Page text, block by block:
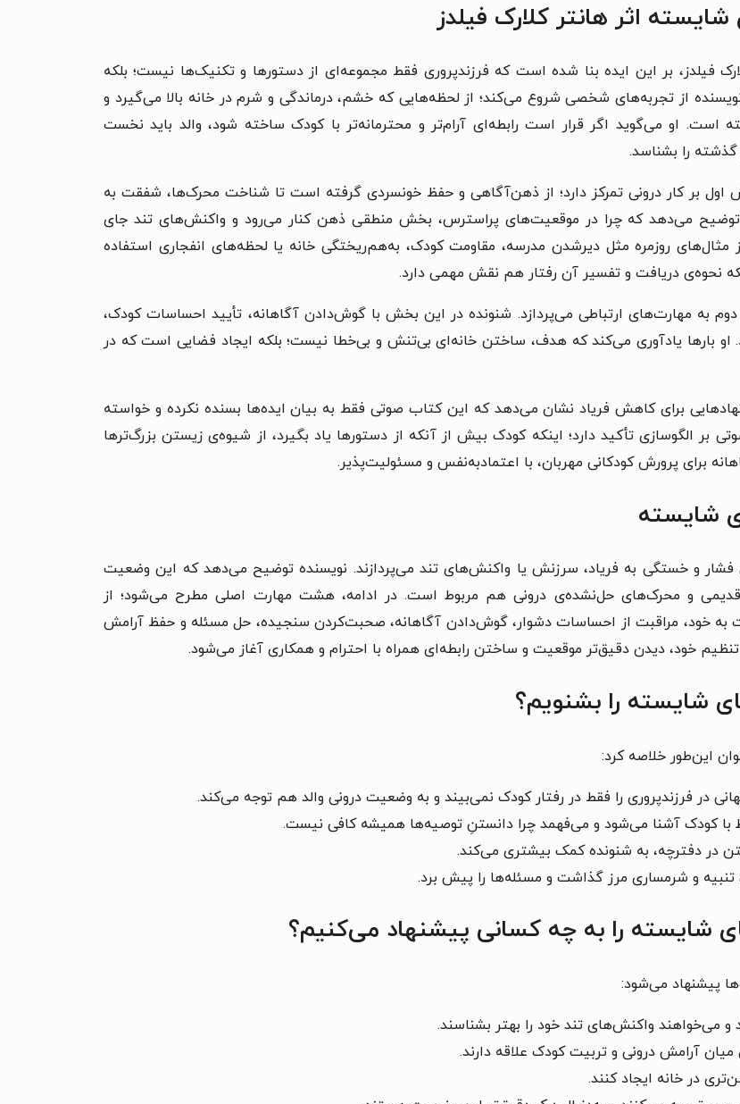
اثر هانتر کلارک فیلدز
فیلدز، بر این ایده بنا شده است که فرزندپروری فقط مجموعه‌ای از دستورها و تکنیک‌ها نیست؛ بلکه
از تجربه‌های شخصی شروع می‌کند؛ از لحظه‌هایی که خشم، درماندگی و شرم در خانه بالا می‌گیرد و
است. او می‌گوید اگر قرار است رابطه‌ای آرام‌تر و محترمانه‌تر با کودک ساخته شود، والد باید نخست
گذشته را بشناسد.
بر کار درونی تمرکز دارد؛ از ذهن‌آگاهی و حفظ خونسردی گرفته است تا شناخت محرک‌ها، شفقت به
می‌دهد که چرا در موقعیت‌های پراسترس، بخش منطقی ذهن کنار می‌رود و واکنش‌های تند جای
روزمره مثل دیرشدن مدرسه، مقاومت کودک، به‌هم‌ریختگی خانه یا لحظه‌های انفجاری استفاده
نحوه‌ی دریافت و تفسیر آن رفتار هم نقش مهمی دارد.
به مهارت‌های ارتباطی می‌پردازد. شنونده در این بخش با گوش‌دادن آگاهانه، تأیید احساسات کودک،
بارها یادآوری می‌کند که هدف، ساختن خانه‌ای بی‌تنش و بی‌خطا نیست؛ بلکه ایجاد فضایی است که در
برای کاهش فریاد نشان می‌دهد که این کتاب صوتی فقط به بیان ایده‌ها بسنده نکرده و خواسته
بر الگوسازی تأکید دارد؛ اینکه کودک بیش از آنکه از دستورها یاد بگیرد، از شیوه‌ی زیستن بزرگ‌ترها
برای پرورش کودکانی مهربان، با اعتمادبه‌نفس و مسئولیت‌پذیر.
شایسته
فشار و خستگی به فریاد، سرزنش یا واکنش‌های تند می‌پردازند. نویسنده توضیح می‌دهد که این وضعیت
و محرک‌های حل‌نشده‌ی درونی هم مربوط است. در ادامه، هشت مهارت اصلی مطرح می‌شود؛ از
مراقبت از احساسات دشوار، گوش‌دادن آگاهانه، صحبت‌کردن سنجیده، حل مسئله و حفظ آرامش
خود، دیدن دقیق‌تر موقعیت و ساختن رابطه‌ای همراه با احترام و همکاری آغاز می‌شود.
شایسته را بشنویم؟
این‌طور خلاصه کرد:
در فرزندپروری را فقط در رفتار کودک نمی‌بیند و به وضعیت درونی والد هم توجه می‌کند.
با کودک آشنا می‌شود و می‌فهمد چرا دانستنِ توصیه‌ها همیشه کافی نیست.
در دفترچه، به شنونده کمک بیشتری می‌کند.
و شرمساری مرز گذاشت و مسئله‌ها را پیش برد.
شایسته را به چه کسانی پیشنهاد می‌کنیم؟
پیشنهاد می‌شود:
می‌خواهند واکنش‌های تند خود را بهتر بشناسند.
میان آرامش درونی و تربیت کودک علاقه دارند.
در خانه ایجاد کنند.